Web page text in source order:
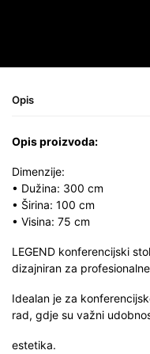
Opis
Opis proizvoda:
Dimenzije:
• Dužina: 300 cm
• Širina: 100 cm
• Visina: 75 cm
LEGEND konferencijski
dizajniran za
Idealan je za
rad, gdje su važni
estetika.